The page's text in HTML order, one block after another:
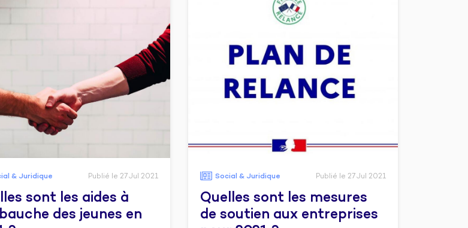
& Juridique Publié le 27 Jul 2021
sont les aides à
des jeunes en
Social & Juridique Publié le 27 Jul 2021
Quelles sont les mesures
de soutien aux entreprises